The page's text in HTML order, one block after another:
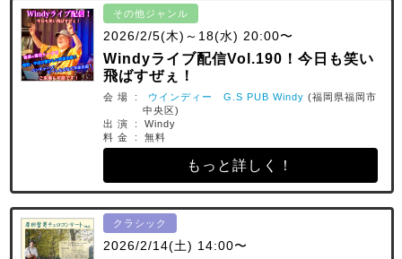
その他ジャンル
2026/2/5(木)～18(水) 20:00〜
Windyライブ配信Vol.190！今日も笑い
飛ばすぜぇ！
会 場 : ウインディー G.S PUB Windy (福岡県福岡市
中央区)
出 演 : Windy
料 金 : 無料
もっと詳しく！
クラシック
2026/2/14(土) 14:00〜